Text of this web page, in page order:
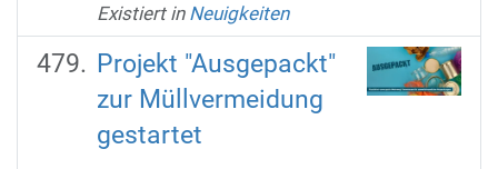
Existiert in Neuigkeiten
Projekt "Ausgepackt"
zur Müllvermeidung
gestartet